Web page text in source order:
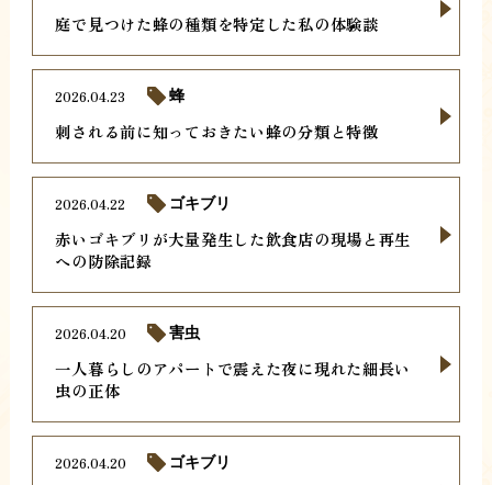
庭で見つけた蜂の種類を特定した私の体験談
刺される前に知っておきたい蜂の分類と特徴
2026.04.23 蜂
赤いゴキブリが大量発生した飲食店の現場と再生
への防除記録
2026.04.22 ゴキブリ
一人暮らしのアパートで震えた夜に現れた細長い
虫の正体
2026.04.20 害虫
2026.04.20 ゴキブリ